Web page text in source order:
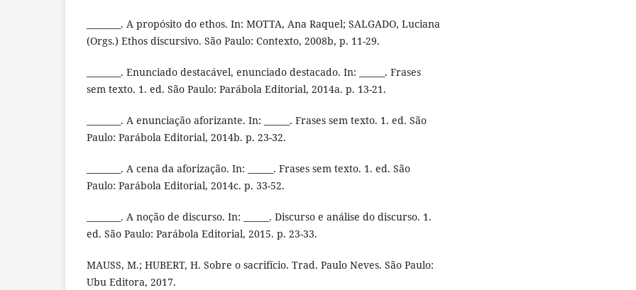
________. A propósito do ethos. In: MOTTA, Ana Raquel; SALGADO, Luciana
(Orgs.) Ethos discursivo. São Paulo: Contexto, 2008b, p. 11-29.
________. Enunciado destacável, enunciado destacado. In: ______. Frases
sem texto. 1. ed. São Paulo: Parábola Editorial, 2014a. p. 13-21.
________. A enunciação aforizante. In: ______. Frases sem texto. 1. ed. São
Paulo: Parábola Editorial, 2014b. p. 23-32.
________. A cena da aforização. In: ______. Frases sem texto. 1. ed. São
Paulo: Parábola Editorial, 2014c. p. 33-52.
________. A noção de discurso. In: ______. Discurso e análise do discurso. 1.
ed. São Paulo: Parábola Editorial, 2015. p. 23-33.
MAUSS, M.; HUBERT, H. Sobre o sacrifício. Trad. Paulo Neves. São Paulo:
Ubu Editora, 2017.